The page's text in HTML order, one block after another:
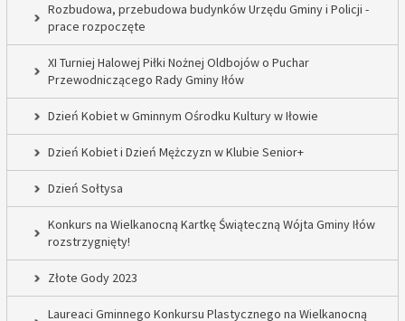
Rozbudowa, przebudowa budynków Urzędu Gminy i Policji -
prace rozpoczęte
XI Turniej Halowej Piłki Nożnej Oldbojów o Puchar
Przewodniczącego Rady Gminy Iłów
Dzień Kobiet w Gminnym Ośrodku Kultury w Iłowie
Dzień Kobiet i Dzień Mężczyzn w Klubie Senior+
Dzień Sołtysa
Konkurs na Wielkanocną Kartkę Świąteczną Wójta Gminy Iłów
rozstrzygnięty!
Złote Gody 2023
Laureaci Gminnego Konkursu Plastycznego na Wielkanocną